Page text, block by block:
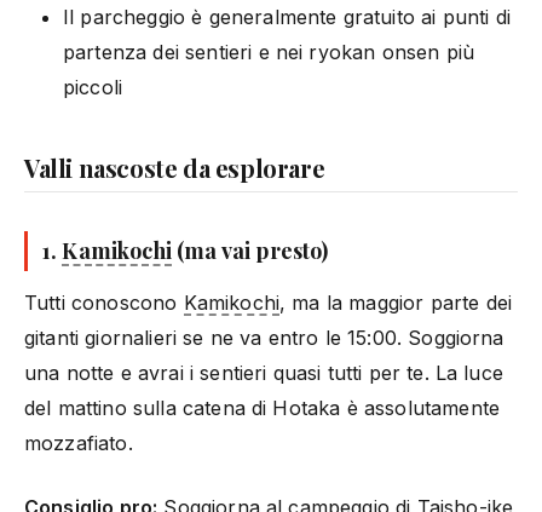
Il parcheggio è generalmente gratuito ai punti di
partenza dei sentieri e nei ryokan onsen più
piccoli
Valli nascoste da esplorare
1.Kamikochi (ma vai presto)
Tutti conoscono Kamikochi, ma la maggior parte dei
gitanti giornalieri se ne va entro le 15:00. Soggiorna
una notte e avrai i sentieri quasi tutti per te. La luce
del mattino sulla catena di Hotaka è assolutamente
mozzafiato.
Consiglio pro: Soggiorna al campeggio di Taisho-ike